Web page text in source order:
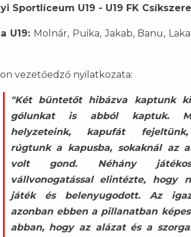
Sportlíceum U19 - U19 FK
U19: Molnár, Puika, Jakab, Banu,
vezetőedző nyilatkozata:
"Két büntetőt hibázva kaptunk
gólunkat is abból kaptuk.
helyzeteink, kapufát
rúgtunk a kapusba, sokaknál az
volt gond. Néhány
vállvonogatással elintézte, hogy
játék és belenyugodott. Az
azonban ebben a pillanatban
abban, hogy az alázat és a